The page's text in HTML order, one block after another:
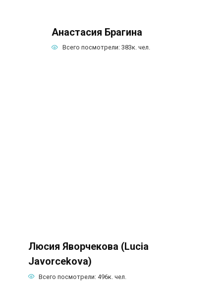
Анастасия Брагина
Всего посмотрели: 383к. чел.
Люсия Яворчекова (Lucia
Javorcekova)
Всего посмотрели: 496к. чел.